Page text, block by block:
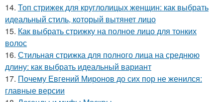
14. Топ стрижек для круглолицых женщин: как выбрать
идеальный стиль, который вытянет лицо
15. Как выбрать стрижку на полное лицо для тонких
волос
16. Стильная стрижка для полного лица на среднюю
длину: как выбрать идеальный вариант
17. Почему Евгений Миронов до сих пор не женился:
главные версии